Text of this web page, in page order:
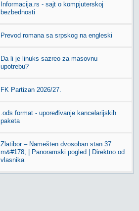
Informacija.rs - sajt o kompjuterskoj
bezbednosti
Prevod romana sa srpskog na engleski
Da li je linuks sazreo za masovnu
upotrebu?
FK Partizan 2026/27.
.ods format - upoređivanje kancelarijskih
paketa
Zlatibor – Namešten dvosoban stan 37
m&#178; | Panoramski pogled | Direktno od
vlasnika